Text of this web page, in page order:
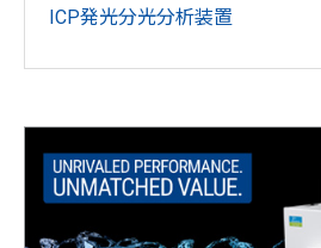
ICP発光分光分析装置